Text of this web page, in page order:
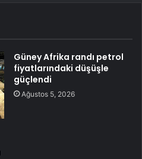
Güney Afrika randı petrol
fiyatlarındaki düşüşle
güçlendi
Ağustos 5, 2026